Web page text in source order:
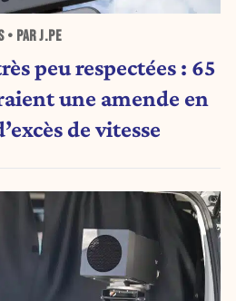
• PAR J.PE
peu respectées : 65
une amende en
de vitesse